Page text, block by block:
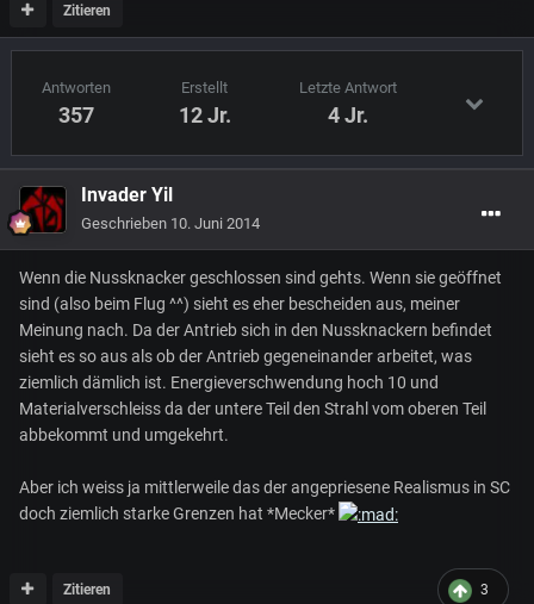
Zitieren
Antworten
357
Erstellt
12 Jr.
Letzte Antwort
4 Jr.
Invader Yil
Geschrieben 10. Juni 2014
Wenn die Nussknacker geschlossen sind gehts. Wenn sie geöffnet
sind (also beim Flug ^^) sieht es eher bescheiden aus, meiner
Meinung nach. Da der Antrieb sich in den Nussknackern befindet
sieht es so aus als ob der Antrieb gegeneinander arbeitet, was
ziemlich dämlich ist. Energieverschwendung hoch 10 und
Materialverschleiss da der untere Teil den Strahl vom oberen Teil
abbekommt und umgekehrt.
Aber ich weiss ja mittlerweile das der angepriesene Realismus in SC
doch ziemlich starke Grenzen hat *Mecker*
3
Zitieren